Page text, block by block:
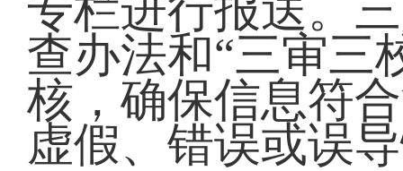
专栏进行报送。
查办法和“三审三
核，确保信息符
虚假、错误或误